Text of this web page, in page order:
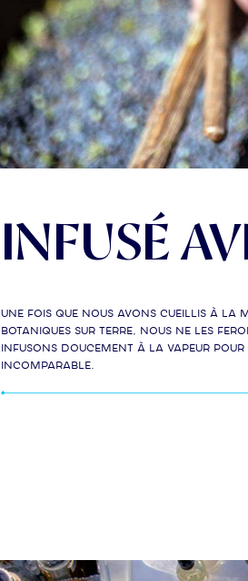
INFUSÉ
Une fois que nous avons cueillis à la
botaniques sur terre, nous ne les
infusons doucement à la vapeur
incomparable.